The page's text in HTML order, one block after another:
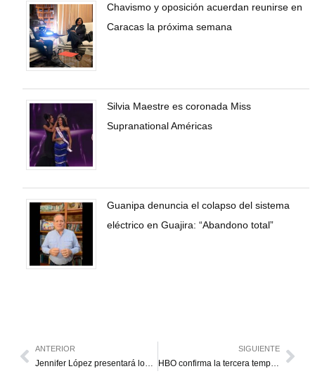
Chavismo y oposición acuerdan reunirse en
Caracas la próxima semana
Silvia Maestre es coronada Miss
Supranational Américas
Guanipa denuncia el colapso del sistema
eléctrico en Guajira: “Abandono total”
ANTERIOR
Jennifer López presentará los American Music Awards 2025
SIGUIENTE
HBO confirma la tercera temporada de “The Last Of Us”